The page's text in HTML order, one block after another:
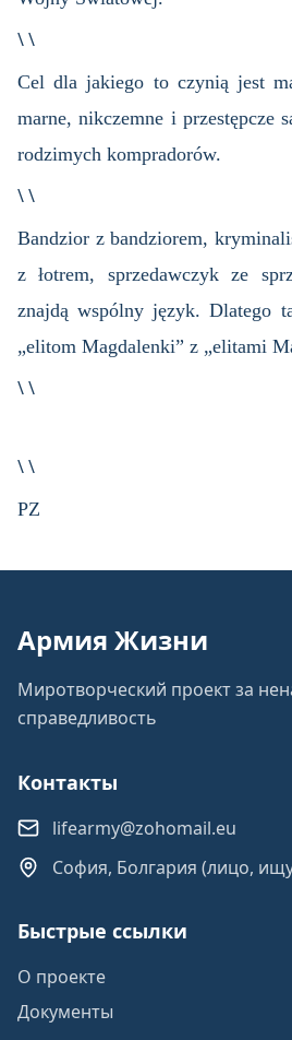
\ \
Cel dla jakiego to czynią jest
marne, nikczemne i przestępcze
rodzimych kompradorów.
\ \
Bandzior z bandziorem,
z łotrem, sprzedawczyk ze
znajdą wspólny język. Dlatego
„elitom Magdalenki” z „elitami
\ \
\ \
PZ
Армия Жизни
Миротворческий проект за
справедливость
Контакты
lifearmy@zohomail.eu
София, Болгария (лицо,
Быстрые ссылки
О проекте
Документы